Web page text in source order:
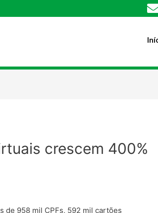
crescem 400%
de 958 mil CPFs, 592 mil cartões